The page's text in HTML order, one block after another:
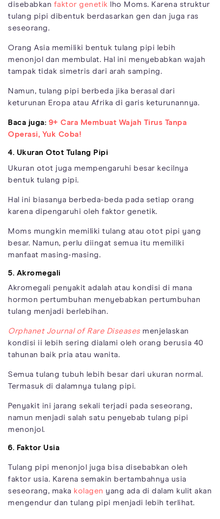
disebabkan faktor genetik lho Moms. Karena struktur
tulang pipi dibentuk berdasarkan gen dan juga ras
seseorang.
Orang Asia memiliki bentuk tulang pipi lebih
menonjol dan membulat. Hal ini menyebabkan wajah
tampak tidak simetris dari arah samping.
Namun, tulang pipi berbeda jika berasal dari
keturunan Eropa atau Afrika di garis keturunannya.
Baca juga: 9+ Cara Membuat Wajah Tirus Tanpa
Operasi, Yuk Coba!
4. Ukuran Otot Tulang Pipi
Ukuran otot juga mempengaruhi besar kecilnya
bentuk tulang pipi.
Hal ini biasanya berbeda-beda pada setiap orang
karena dipengaruhi oleh faktor genetik.
Moms mungkin memiliki tulang atau otot pipi yang
besar. Namun, perlu diingat semua itu memiliki
manfaat masing-masing.
5. Akromegali
Akromegali penyakit adalah atau kondisi di mana
hormon pertumbuhan menyebabkan pertumbuhan
tulang menjadi berlebihan.
Orphanet Journal of Rare Diseasesmenjelaskan
kondisi ii lebih sering dialami oleh orang berusia 40
tahunan baik pria atau wanita.
Semua tulang tubuh lebih besar dari ukuran normal.
Termasuk di dalamnya tulang pipi.
Penyakit ini jarang sekali terjadi pada seseorang,
namun menjadi salah satu penyebab tulang pipi
menonjol.
6. Faktor Usia
Tulang pipi menonjol juga bisa disebabkan oleh
faktor usia. Karena semakin bertambahnya usia
seseorang, maka kolagen yang ada di dalam kulit akan
mengendur dan tulang pipi menjadi lebih terlihat.